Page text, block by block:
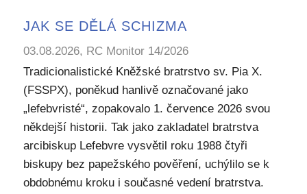
JAK SE DĚLÁ SCHIZMA
03.08.2026, RC Monitor 14/2026
Tradicionalistické Kněžské bratrstvo sv. Pia X.
(FSSPX), poněkud hanlivě označované jako
„lefebvristé“, zopakovalo 1. července 2026 svou
někdejší historii. Tak jako zakladatel bratrstva
arcibiskup Lefebvre vysvětil roku 1988 čtyři
biskupy bez papežského pověření, uchýlilo se k
obdobnému kroku i současné vedení bratrstva.